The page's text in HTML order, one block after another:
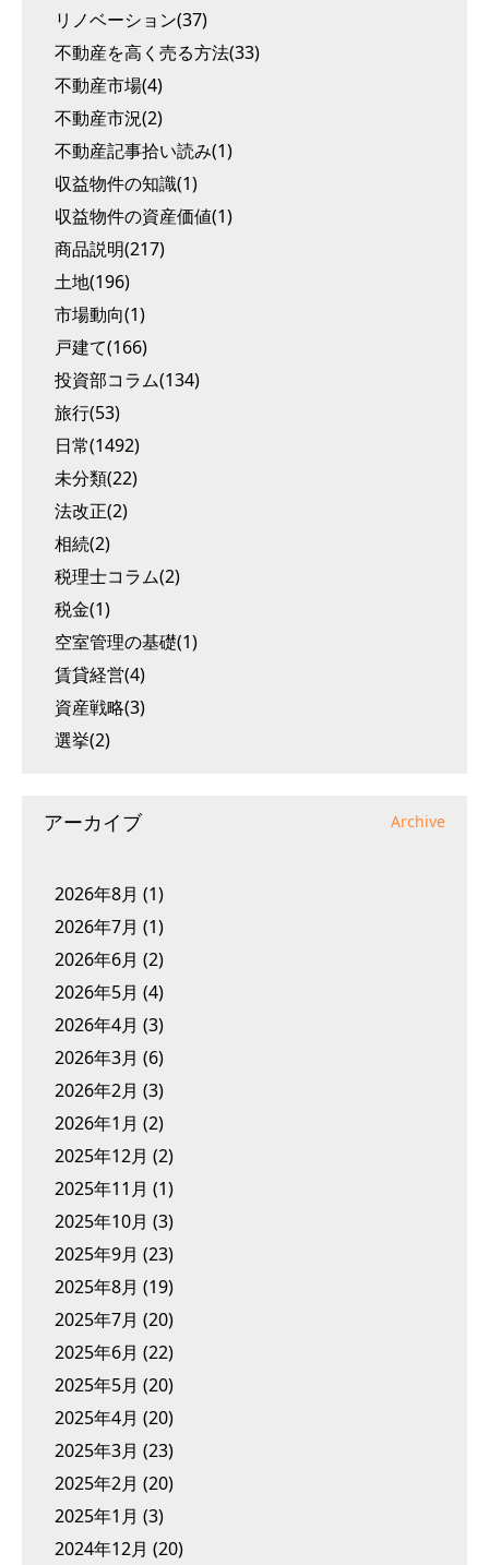
リノベーション(37)
不動産を高く売る方法(33)
不動産市場(4)
不動産市況(2)
不動産記事拾い読み(1)
収益物件の知識(1)
収益物件の資産価値(1)
商品説明(217)
土地(196)
市場動向(1)
戸建て(166)
投資部コラム(134)
旅行(53)
日常(1492)
未分類(22)
法改正(2)
相続(2)
税理士コラム(2)
税金(1)
空室管理の基礎(1)
賃貸経営(4)
資産戦略(3)
選挙(2)
アーカイブ Archive
2026年8月 (1)
2026年7月 (1)
2026年6月 (2)
2026年5月 (4)
2026年4月 (3)
2026年3月 (6)
2026年2月 (3)
2026年1月 (2)
2025年12月 (2)
2025年11月 (1)
2025年10月 (3)
2025年9月 (23)
2025年8月 (19)
2025年7月 (20)
2025年6月 (22)
2025年5月 (20)
2025年4月 (20)
2025年3月 (23)
2025年2月 (20)
2025年1月 (3)
2024年12月 (20)